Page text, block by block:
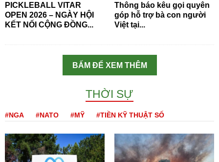
PICKLEBALL VITAR
OPEN 2026 – NGÀY HỘI
KẾT NỐI CỘNG ĐỒNG...
Thông báo kêu gọi quyên
góp hỗ trợ bà con người
Việt tại...
BẤM ĐỂ XEM THÊM
THỜI SỰ
#NGA #NATO #MỸ #TIỀN KỸ THUẬT SỐ